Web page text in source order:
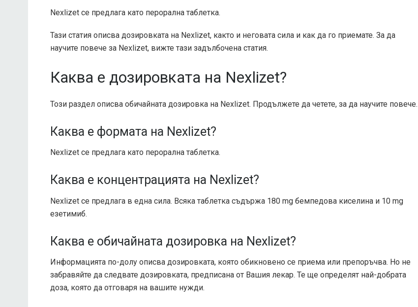
Nexlizet се предлага като перорална таблетка.
Тази статия описва дозировката на Nexlizet, както и неговата сила и как да го приемате. За да
научите повече за Nexlizet, вижте тази задълбочена статия.
Каква е дозировката на Nexlizet?
Този раздел описва обичайната дозировка на Nexlizet. Продължете да четете, за да научите повече.
Каква е формата на Nexlizet?
Nexlizet се предлага като перорална таблетка.
Каква е концентрацията на Nexlizet?
Nexlizet се предлага в една сила. Всяка таблетка съдържа 180 mg бемпедова киселина и 10 mg
езетимиб.
Каква е обичайната дозировка на Nexlizet?
Информацията по-долу описва дозировката, която обикновено се приема или препоръчва. Но не
забравяйте да следвате дозировката, предписана от Вашия лекар. Те ще определят най-добрата
доза, която да отговаря на вашите нужди.